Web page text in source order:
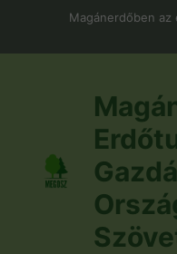
Magánerdőben az